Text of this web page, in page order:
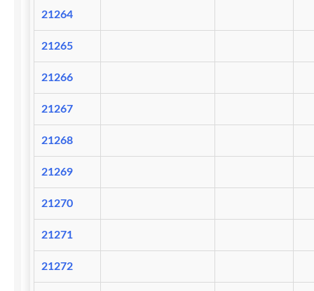
21264
21265
21266
21267
21268
21269
21270
21271
21272